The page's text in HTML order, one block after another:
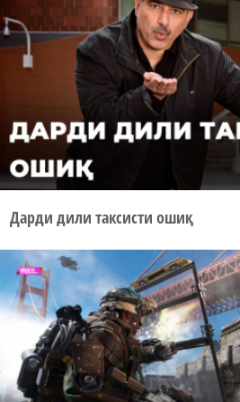
Дарди дили таксисти ошиқ